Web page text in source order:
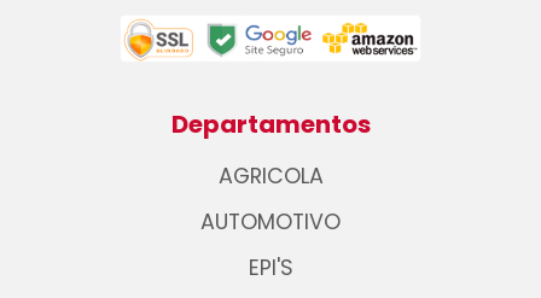
Departamentos
AGRICOLA
AUTOMOTIVO
EPI'S